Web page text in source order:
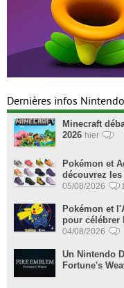
Dernières infos Nintendo
Minecraft
2026 hier
Pokémon et
découvrez
05/08/2026 1
Pokémon et
pour célébrer
04/08/2026
Un Nintendo
Fortune's